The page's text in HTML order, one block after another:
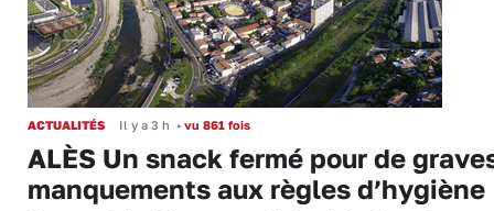
ACTUALITÉS Il y a 3 h • vu 861 fois
ALÈS Un snack fermé pour de
manquements aux règles d’hygiène